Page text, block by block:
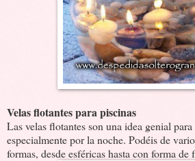
Velas flotantes para piscinas
Las velas flotantes son una idea genial
especialmente por la noche. Podéis de
formas, desde esféricas hasta con forma de